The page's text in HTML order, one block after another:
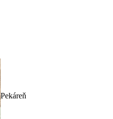
Pekáreň